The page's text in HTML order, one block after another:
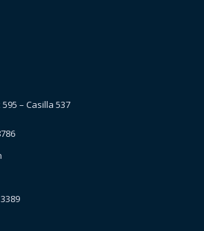
– Casilla 537